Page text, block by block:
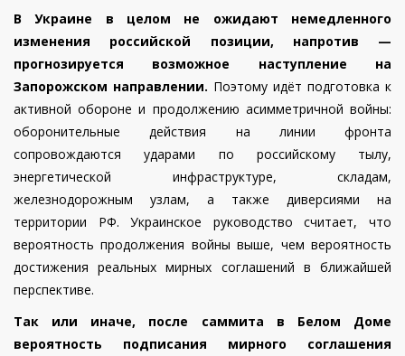
В Украине в целом не ожидают немедленного
изменения российской позиции, напротив —
прогнозируется возможное наступление на
Запорожском направлении. Поэтому идёт подготовка к
активной обороне и продолжению асимметричной войны:
оборонительные действия на линии фронта
сопровождаются ударами по российскому тылу,
энергетической инфраструктуре, складам,
железнодорожным узлам, а также диверсиями на
территории РФ. Украинское руководство считает, что
вероятность продолжения войны выше, чем вероятность
достижения реальных мирных соглашений в ближайшей
перспективе.
Так или иначе, после саммита в Белом Доме
вероятность подписания мирного соглашения